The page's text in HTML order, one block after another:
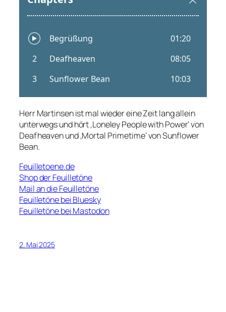
Herr Martinsen ist mal wieder eine Zeit lang allein
unterwegs und hört ‚Loneley People with Power‘ von
Deafheaven und ‚Mortal Primetime‘ von Sunflower
Bean.
Feuilletoene.de
Shop der Feuilletöne
Mail an die Feuilletöne
Feuilletöne bei Bluesky
Feuilletöne bei Mastodon
2. Mai 2025